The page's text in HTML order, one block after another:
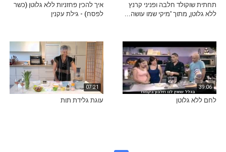
תחתית שוקולד חלבה ופניני קרנץ
ללא גלוטן, מתוך 'מיקי שמו עושה...
איך להכין פחזניות ללא גלוטן (כשר
לפסח) - גילת עקנין
39:06
לחם ללא גלוטן
07:21
עוגת גלידת תות